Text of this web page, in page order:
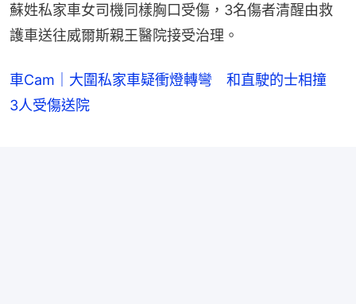
蘇姓私家車女司機同樣胸口受傷，3名傷者清醒由救
護車送往威爾斯親王醫院接受治理。
車Cam｜大圍私家車疑衝燈轉彎 和直駛的士相撞
3人受傷送院